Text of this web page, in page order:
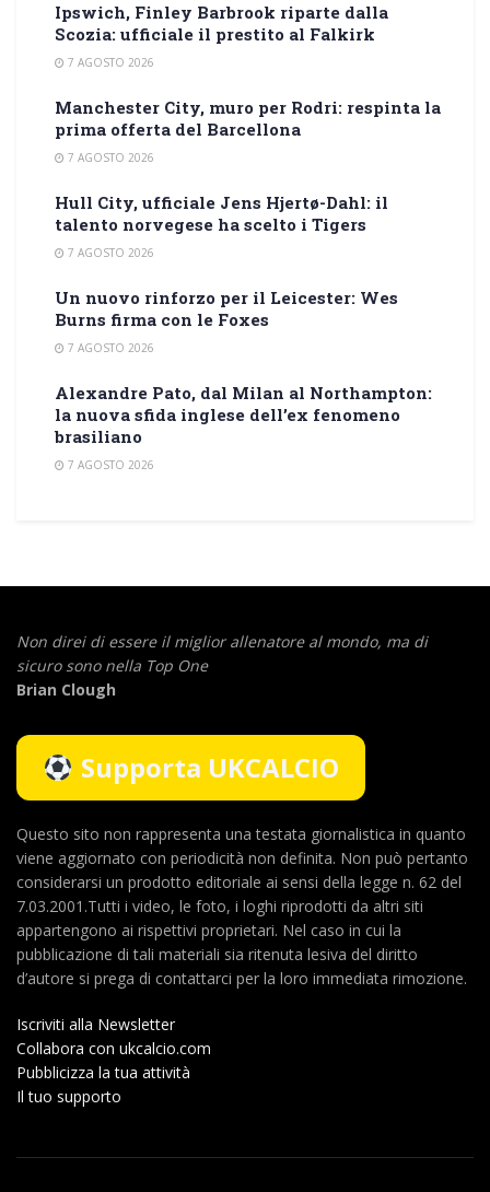
Ipswich, Finley Barbrook riparte dalla
Scozia: ufficiale il prestito al Falkirk
7 AGOSTO 2026
Manchester City, muro per Rodri: respinta la
prima offerta del Barcellona
7 AGOSTO 2026
Hull City, ufficiale Jens Hjertø-Dahl: il
talento norvegese ha scelto i Tigers
7 AGOSTO 2026
Un nuovo rinforzo per il Leicester: Wes
Burns firma con le Foxes
7 AGOSTO 2026
Alexandre Pato, dal Milan al Northampton:
la nuova sfida inglese dell’ex fenomeno
brasiliano
7 AGOSTO 2026
Non direi di essere il miglior allenatore al mondo, ma di
sicuro sono nella Top One
Brian Clough
Supporta UKCALCIO
Questo sito non rappresenta una testata giornalistica in quanto
viene aggiornato con periodicità non definita. Non può pertanto
considerarsi un prodotto editoriale ai sensi della legge n. 62 del
7.03.2001.Tutti i video, le foto, i loghi riprodotti da altri siti
appartengono ai rispettivi proprietari. Nel caso in cui la
pubblicazione di tali materiali sia ritenuta lesiva del diritto
d’autore si prega di contattarci per la loro immediata rimozione.
Iscriviti alla Newsletter
Collabora con ukcalcio.com
Pubblicizza la tua attività
Il tuo supporto